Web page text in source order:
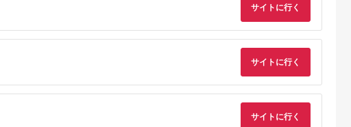
（30,000円分）有効
間3年（Eメール発
【箱根町】JTBふるさ
（15,000円分） 有効
期間3年（Eメール発
チケット 子供 子連れ
令和堂で使える糖質
フ飯1000円分券【 ギ
フトチケット ギフト
チケット ギフトチケ
トチケット 】
サイトに行く
サイトに行く
サイトに行く